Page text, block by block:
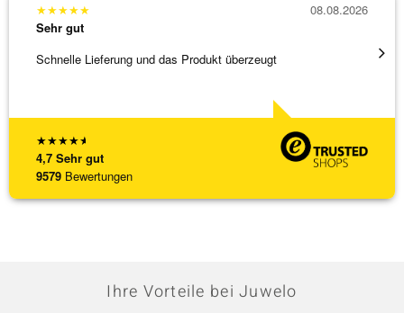
★★★★★
4,7 Sehr gut
9579 Bewertungen
★★★★★
Sehr gut
Schnelle Lieferung und das Produkt überzeugt
08.08.2026
Ihre Vorteile bei Juwelo